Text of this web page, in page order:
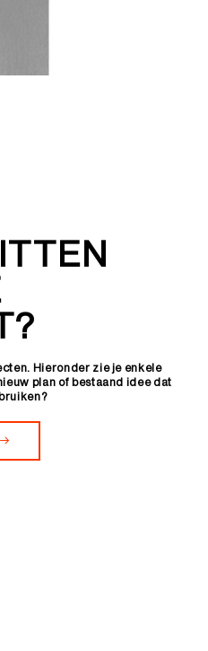
Hieronder zie je enkele
plan of bestaand idee dat